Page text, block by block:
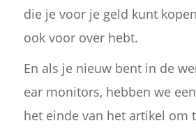
die je voor je geld kunt
ook voor over hebt.
En als je nieuw bent in de
ear monitors, hebben we
het einde van het artikel om